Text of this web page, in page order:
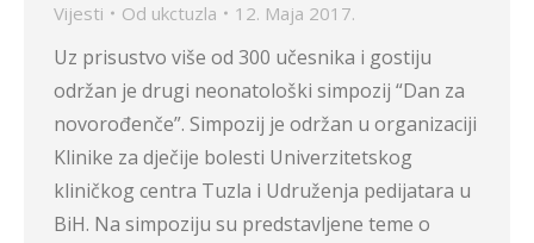
Vijesti Od ukctuzla 12. Maja 2017.
Uz prisustvo više od 300 učesnika i gostiju
održan je drugi neonatološki simpozij “Dan za
novorođenče”. Simpozij je održan u organizaciji
Klinike za dječije bolesti Univerzitetskog
kliničkog centra Tuzla i Udruženja pedijatara u
BiH. Na simpoziju su predstavljene teme o